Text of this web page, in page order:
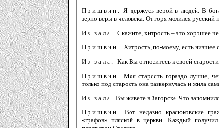
Пришвин. Я держусь верой в людей. В
зерно веры в человека. От горя молился русский
Из зала. Скажите, хитрость – это хорошее
Пришвин. Хитрость, по-моему, есть низшее
Из зала. Как Вы относитесь к своей
Пришвин.
Моя старость гораздо лучше,
только под старость она развернулась и жила
Из зала. Вы живете в Загорске. Что
Пришвин.
Вот недавно красюковские
«графов» пляской в церкви. Каждый